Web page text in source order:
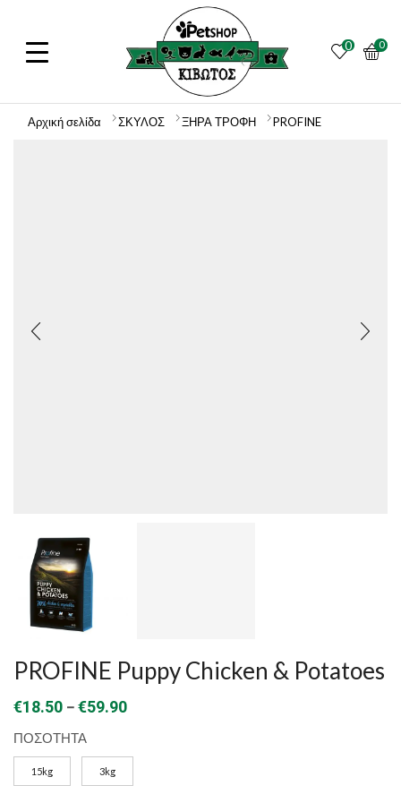
0 0
Αρχική σελίδα ΣΚΥΛΟΣ ΞΗΡΑ ΤΡΟΦΗ PROFINE
PROFINE Puppy Chicken & Potatoes
€18.50 –€59.90Price
€18.50
through
ΠΟΣΟΤΗΤΑ
15kg 3kg